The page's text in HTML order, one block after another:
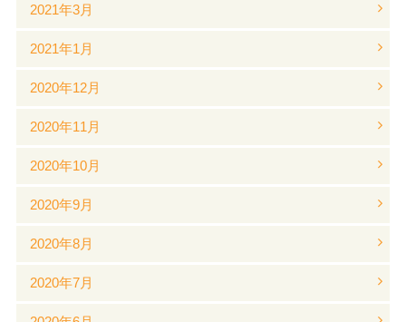
2021年3月
2021年1月
2020年12月
2020年11月
2020年10月
2020年9月
2020年8月
2020年7月